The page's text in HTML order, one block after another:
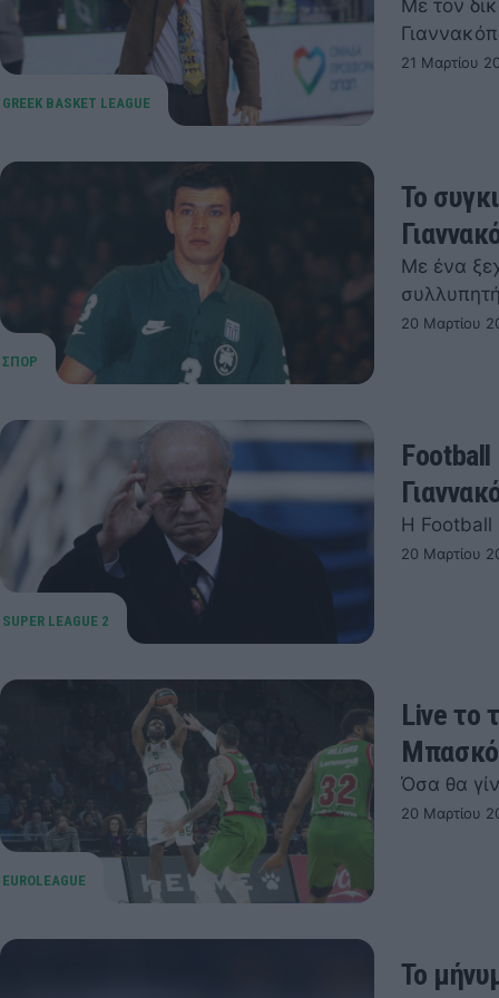
Με τον
21 Μαρτίου
Το
Με ένα
20 Μαρτίου
Football
Η Football
20 Μαρτίου
Live το
Όσα θα
20 Μαρτίου
Το